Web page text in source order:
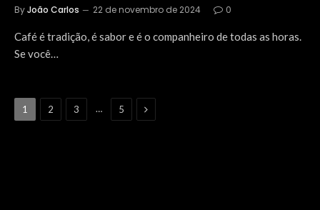
ByJoão Carlos 22 de novembro de 2024 0
Café é tradição, é sabor e é o companheiro de todas as horas.
Se você…
1 2 3 … 5 Next